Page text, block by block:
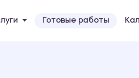
Готовые работы